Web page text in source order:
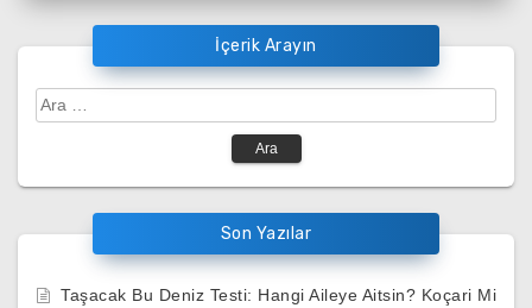
İçerik Arayın
Arama:
Son Yazılar
Taşacak Bu Deniz Testi: Hangi Aileye Aitsin? Koçari Mi